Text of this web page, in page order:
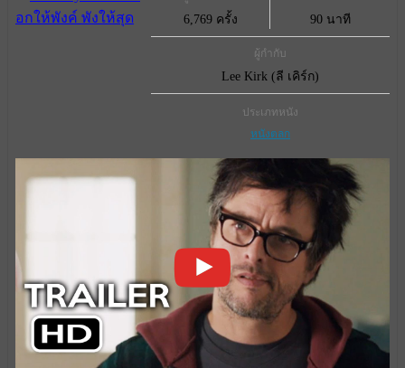
6,769 ครั้ง 90 นาที
ผู้กำกับ
Lee Kirk (ลี เคิร์ก)
ประเภทหนัง
หนังตลก